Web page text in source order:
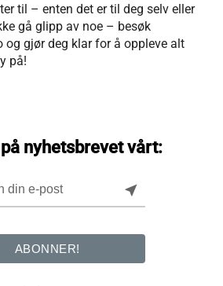
til – enten det er til deg selv eller
gå glipp av noe – besøk
og gjør deg klar for å oppleve alt
på!
nyhetsbrevet vårt:
near_me
ABONNER!